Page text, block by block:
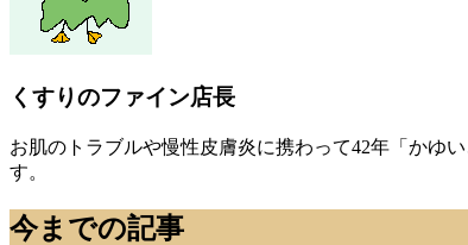
くすりのファイン店長
お肌のトラブルや慢性皮膚炎に携わって42年「かゆ
す。
今までの記事